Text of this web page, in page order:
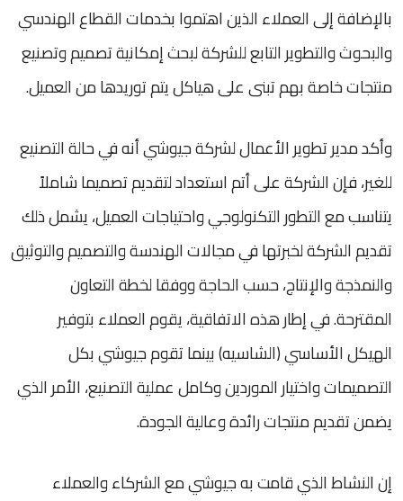
بالإضافة إلى العملاء الذين اهتموا بخدمات القطاع الهندسي
والبحوث والتطوير التابع للشركة لبحث إمكانية تصميم وتصنيع
منتجات خاصة بهم تبنى على هياكل يتم توريدها من العميل.
وأكد مدير تطوير الأعمال لشركة جيوشي أنه في حالة التصنيع
للغير، فإن الشركة على أتم استعداد لتقديم تصميما شاملاً
يتناسب مع التطور التكنولوجي واحتياجات العميل، يشمل ذلك
تقديم الشركة لخبرتها في مجالات الهندسة والتصميم والتوثيق
والنمذجة والإنتاج، حسب الحاجة ووفقا لخطة التعاون
المقترحة. في إطار هذه الاتفاقية، يقوم العملاء بتوفير
الهيكل الأساسي (الشاسيه) بينما تقوم جيوشي بكل
التصميمات واختيار الموردين وكامل عملية التصنيع، الأمر الذي
يضمن تقديم منتجات رائدة وعالية الجودة.
إن النشاط الذي قامت به جيوشي مع الشركاء والعملاء